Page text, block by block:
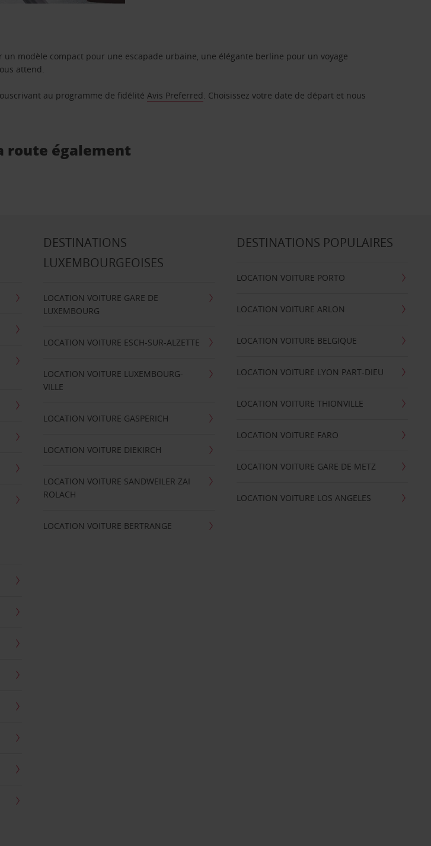
modèle compact pour une escapade urbaine, une élégante berline pour un voyage
attend.
au programme de fidélitéAvis Preferred. Choisissez votre date de départ et nous
route également
DESTINATIONS
LUXEMBOURGEOISES
LOCATION VOITURE GARE DE
LUXEMBOURG
LOCATION VOITURE ESCH-SUR-ALZETTE
LOCATION VOITURE LUXEMBOURG-
VILLE
LOCATION VOITURE GASPERICH
LOCATION VOITURE DIEKIRCH
LOCATION VOITURE SANDWEILER ZAI
ROLACH
LOCATION VOITURE BERTRANGE
DESTINATIONS POPULAIRES
LOCATION VOITURE PORTO
LOCATION VOITURE ARLON
LOCATION VOITURE BELGIQUE
LOCATION VOITURE LYON PART-DIEU
LOCATION VOITURE THIONVILLE
LOCATION VOITURE FARO
LOCATION VOITURE GARE DE METZ
LOCATION VOITURE LOS ANGELES